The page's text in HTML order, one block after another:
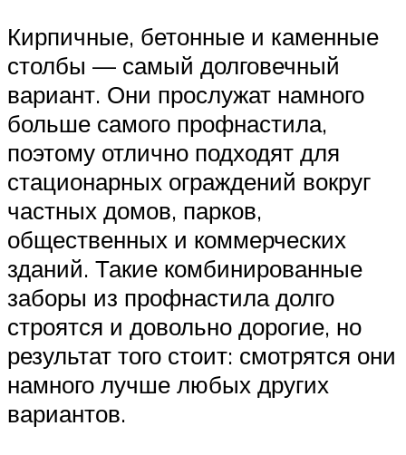
Кирпичные, бетонные и каменные
столбы — самый долговечный
вариант. Они прослужат намного
больше самого профнастила,
поэтому отлично подходят для
стационарных ограждений вокруг
частных домов, парков,
общественных и коммерческих
зданий. Такие комбинированные
заборы из профнастила долго
строятся и довольно дорогие, но
результат того стоит: смотрятся они
намного лучше любых других
вариантов.